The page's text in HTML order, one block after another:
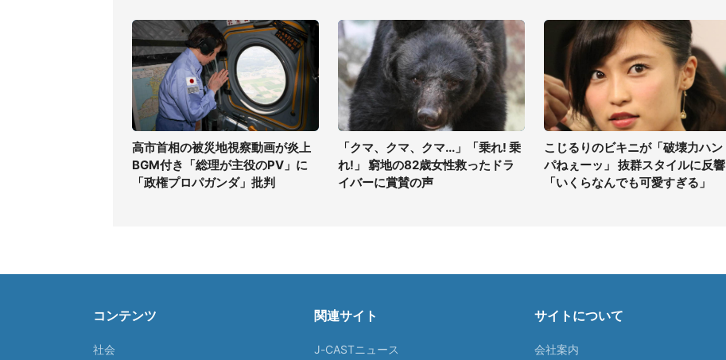
高市首相の被災地視察動画が炎上
BGM付き「総理が主役のPV」に
「政権プロパガンダ」批判
「クマ、クマ、クマ...」「乗れ! 乗
れ!」 窮地の82歳女性救ったドラ
イバーに賞賛の声
こじるりのビキニが「破壊力ハン
パねぇーッ」 抜群スタイルに反響
「いくらなんでも可愛すぎる」
コンテンツ
社会
関連サイト
J-CASTニュース
サイトについて
会社案内